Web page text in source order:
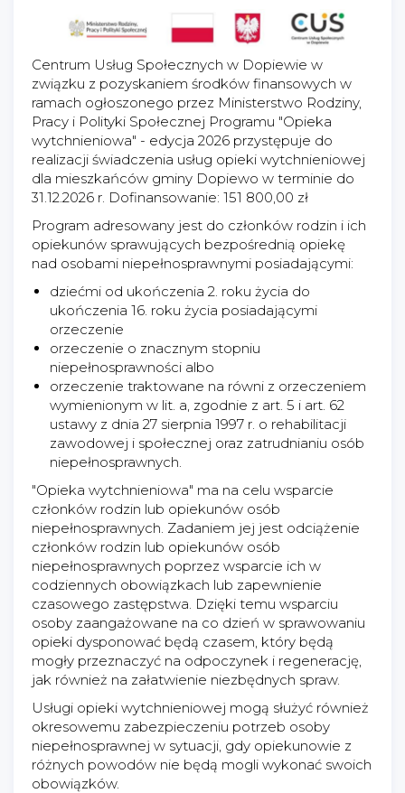
Centrum Usług Społecznych w Dopiewie w
związku z pozyskaniem środków finansowych w
ramach ogłoszonego przez Ministerstwo Rodziny,
Pracy i Polityki Społecznej Programu "Opieka
wytchnieniowa" - edycja 2026 przystępuje do
realizacji świadczenia usług opieki wytchnieniowej
dla mieszkańców gminy Dopiewo w terminie do
31.12.2026 r. Dofinansowanie: 151 800,00 zł
Program adresowany jest do członków rodzin i ich
opiekunów sprawujących bezpośrednią opiekę
nad osobami niepełnosprawnymi posiadającymi:
dziećmi od ukończenia 2. roku życia do
ukończenia 16. roku życia posiadającymi
orzeczenie
orzeczenie o znacznym stopniu
niepełnosprawności albo
orzeczenie traktowane na równi z orzeczeniem
wymienionym w lit. a, zgodnie z art. 5 i art. 62
ustawy z dnia 27 sierpnia 1997 r. o rehabilitacji
zawodowej i społecznej oraz zatrudnianiu osób
niepełnosprawnych.
"Opieka wytchnieniowa" ma na celu wsparcie
członków rodzin lub opiekunów osób
niepełnosprawnych. Zadaniem jej jest odciążenie
członków rodzin lub opiekunów osób
niepełnosprawnych poprzez wsparcie ich w
codziennych obowiązkach lub zapewnienie
czasowego zastępstwa. Dzięki temu wsparciu
osoby zaangażowane na co dzień w sprawowaniu
opieki dysponować będą czasem, który będą
mogły przeznaczyć na odpoczynek i regenerację,
jak również na załatwienie niezbędnych spraw.
Usługi opieki wytchnieniowej mogą służyć również
okresowemu zabezpieczeniu potrzeb osoby
niepełnosprawnej w sytuacji, gdy opiekunowie z
różnych powodów nie będą mogli wykonać swoich
obowiązków.